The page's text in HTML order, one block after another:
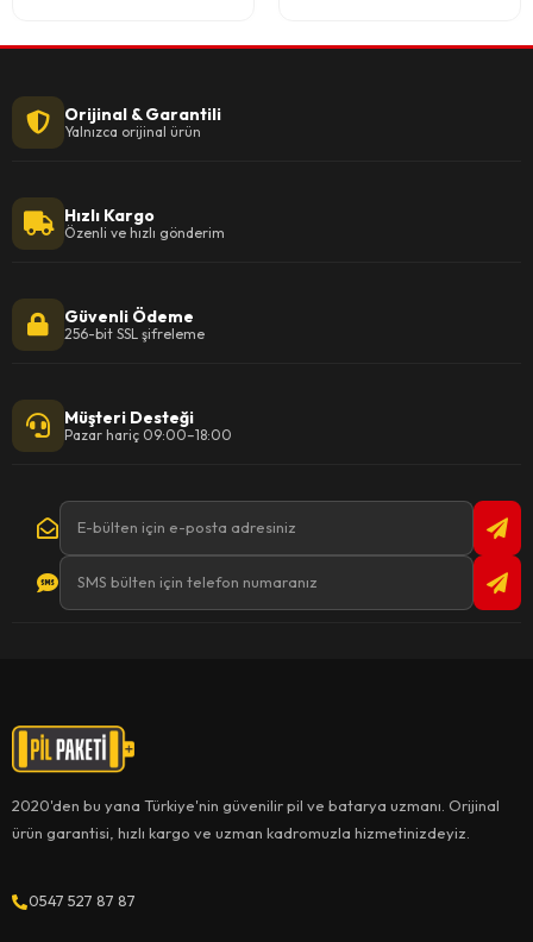
Orijinal & Garantili
Yalnızca orijinal ürün
Hızlı Kargo
Özenli ve hızlı gönderim
Güvenli Ödeme
256-bit SSL şifreleme
Müşteri Desteği
Pazar hariç 09:00–18:00
2020'den bu yana Türkiye'nin güvenilir pil ve batarya uzmanı. Orijinal
ürün garantisi, hızlı kargo ve uzman kadromuzla hizmetinizdeyiz.
0547 527 87 87